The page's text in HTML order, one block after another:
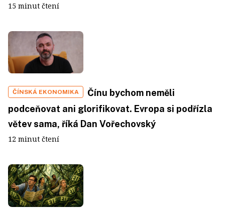
15 minut čtení
ČÍNSKÁ EKONOMIKA
Čínu bychom neměli
podceňovat ani glorifikovat. Evropa si podřízla
větev sama, říká Dan Vořechovský
12 minut čtení